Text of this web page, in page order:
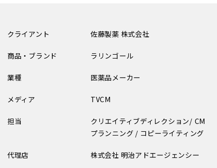
クライアント 佐藤製薬 株式会社
商品・ブランド ラリンゴール
業種 医薬品メーカー
メディア TVCM
担当
クリエイティブディレクション/ CM
プランニング / コピーライティング
代理店 株式会社 明治アドエージェンシー